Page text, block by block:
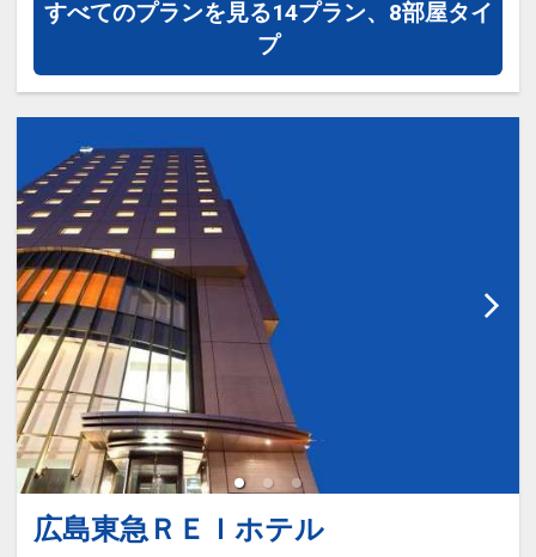
設定期間：2023年4月24日～2027年5月
インターネットコース番号：DP-2-
200000024563
■アクセス■
・広島バスセンター（広島空港リムジン
バス発着）すぐ隣！
15分→「紙屋町西」電停下車、徒歩2分
・タクシーで8分
■周辺施設■
・平和記念公園、原爆ドーム … 徒歩約5
分
・広島城 … 徒歩約5分
・ひろしま美術館 … 徒歩すぐ
・広島グリーンアリーナ（広島県立総合
体育館）… 徒歩約5分
・縮景園、広島県立美術館 … 徒歩約15
分
・MAZDA Zoom-Zoom スタジアム広島
すべてのプランを見る14プラン、8部屋タイ
プ
広島東急ＲＥＩホテル